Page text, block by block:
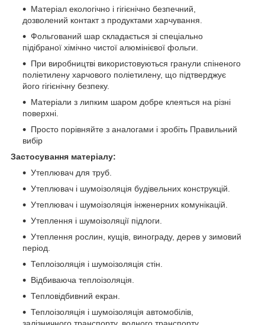
Матеріал екологічно і гігієнічно безпечний,
дозволений контакт з продуктами харчування.
Фольгований шар складається зі спеціально
підібраної хімічно чистої алюмінієвої фольги.
При виробництві використовуються гранули спіненого
поліетилену харчового поліетилену, що підтверджує
його гігієнічну безпеку.
Матеріали з липким шаром добре клеяться на різні
поверхні.
Просто порівняйте з аналогами і зробіть Правильний
вибір
Застосування матеріалу:
Утеплювач для труб.
Утеплювач і шумоізоляція будівельних конструкцій.
Утеплювач і шумоізоляція інженерних комунікацій.
Утеплення і шумоізоляції підлоги.
Утеплення рослин, кущів, винограду, дерев у зимовий
період.
Теплоізоляція і шумоізоляція стін.
Відбиваюча теплоізоляція.
Тепловідбивний екран.
Теплоізоляція і шумоізоляція автомобілів,
залізничного транспорту, водного транспорту.